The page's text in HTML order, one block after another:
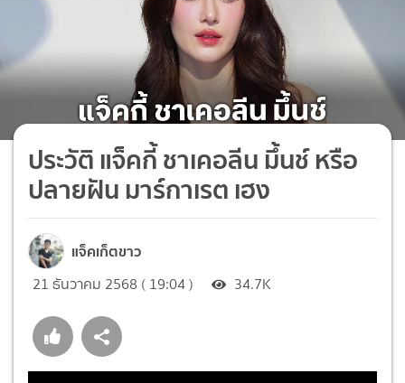
ประวัติ แจ็คกี้ ชาเคอลีน มึ้นช์ หรือ
ปลายฝัน มาร์กาเรต เฮง
แจ็คเก็ตขาว
21 ธันวาคม 2568 ( 19:04 ) 34.7K